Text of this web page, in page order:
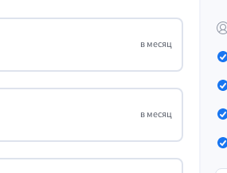
в месяц
в месяц